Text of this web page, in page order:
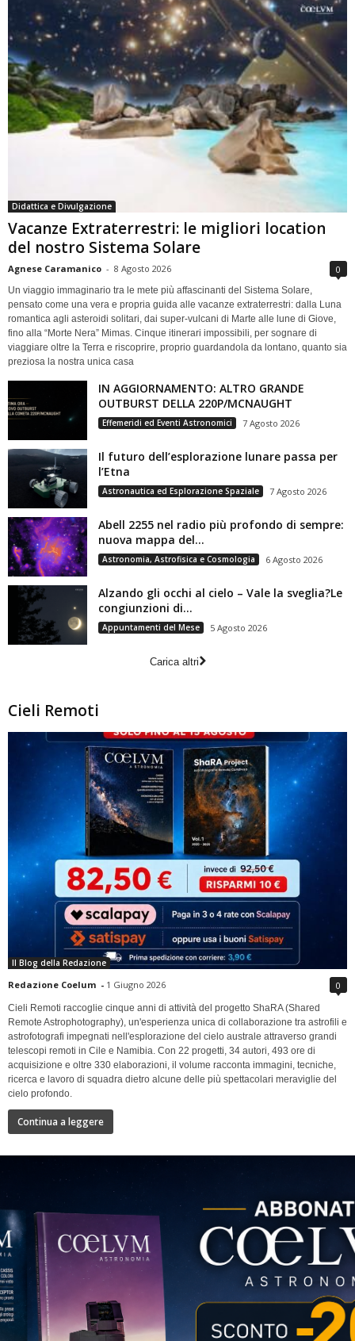
Didattica e Divulgazione
Vacanze Extraterrestri: le migliori location
del nostro Sistema Solare
Agnese Caramanico - 8 Agosto 2026 0
Un viaggio immaginario tra le mete più affascinanti del Sistema Solare,
pensato come una vera e propria guida alle vacanze extraterrestri: dalla Luna
romantica agli asteroidi solitari, dai super-vulcani di Marte alle lune di Giove,
fino alla “Morte Nera” Mimas. Cinque itinerari impossibili, per sognare di
viaggiare oltre la Terra e riscoprire, proprio guardandola da lontano, quanto sia
preziosa la nostra unica casa
IN AGGIORNAMENTO: ALTRO GRANDE
OUTBURST DELLA 220P/MCNAUGHT
Effemeridi ed Eventi Astronomici 7 Agosto 2026
Il futuro dell’esplorazione lunare passa per
l’Etna
Astronautica ed Esplorazione Spaziale 7 Agosto 2026
Abell 2255 nel radio più profondo di sempre:
nuova mappa del...
Astronomia, Astrofisica e Cosmologia 6 Agosto 2026
Alzando gli occhi al cielo – Vale la sveglia?Le
congiunzioni di...
Appuntamenti del Mese 5 Agosto 2026
Carica altri
Cieli Remoti
Il Blog della Redazione
Redazione Coelum - 1 Giugno 2026 0
Cieli Remoti raccoglie cinque anni di attività del progetto ShaRA (Shared
Remote Astrophotography), un'esperienza unica di collaborazione tra astrofili e
astrofotografi impegnati nell'esplorazione del cielo australe attraverso grandi
telescopi remoti in Cile e Namibia. Con 22 progetti, 34 autori, 493 ore di
acquisizione e oltre 330 elaborazioni, il volume racconta immagini, tecniche,
ricerca e lavoro di squadra dietro alcune delle più spettacolari meraviglie del
cielo profondo.
Continua a leggere